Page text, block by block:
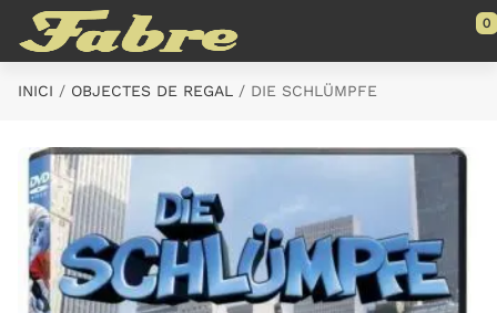
Saltar al contenido principal
0
INICI OBJECTES DE REGAL DIE SCHLÜMPFE